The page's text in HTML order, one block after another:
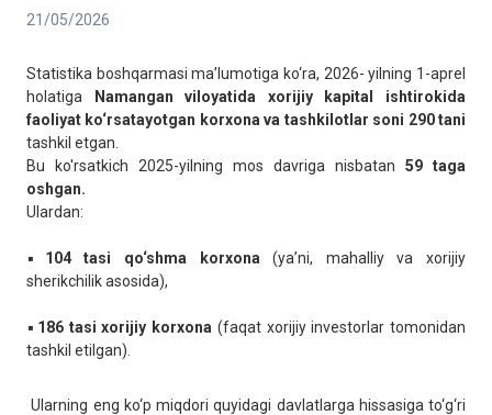
21/05/2026
Statistika boshqarmasi maʼlumotiga ko‘ra, 2026- yilning 1-aprel
holatiga
Namangan viloyatida xorijiy kapital ishtirokida
faoliyat ko‘rsatayotgan korxona va tashkilotlar soni 290 tani
tashkil etgan.
Bu ko'rsatkich 2025-yilning mos davriga nisbatan 59 taga
oshgan.
Ulardan:
▪️ 104 tasi qo‘shma korxona (ya’ni, mahalliy va xorijiy
sherikchilik asosida),
▪️ 186 tasi xorijiy korxona (faqat xorijiy investorlar tomonidan
tashkil etilgan).
Ularning eng ko‘p miqdori quyidagi davlatlarga hissasiga to‘g‘ri